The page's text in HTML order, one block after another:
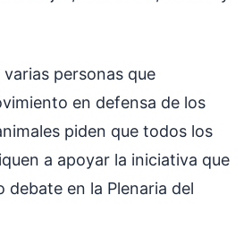
personas que
en defensa de los
piden que todos los
a apoyar la iniciativa que
debate en la Plenaria del